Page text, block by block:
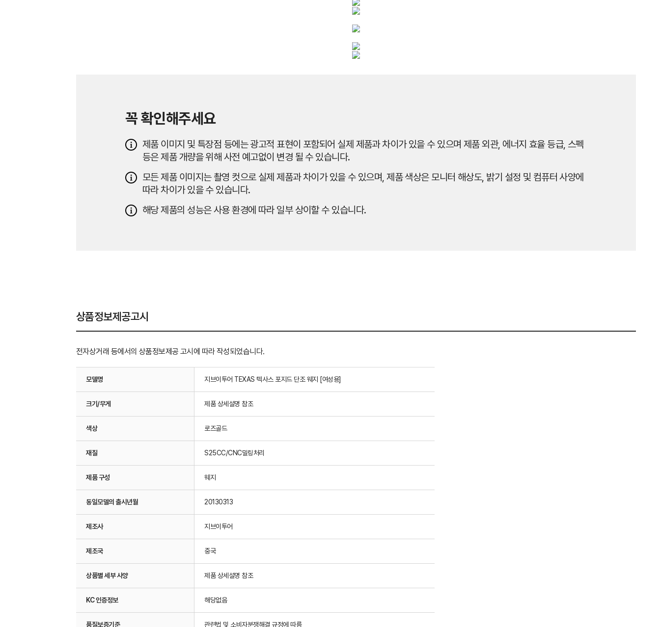
꼭 확인해주세요
제품 이미지 및 특장점 등에는 광고적 표현이 포함되어 실제 제품과 차이가 있을 수 있으며 제품 외관, 에너지 효율 등급, 스펙
등은 제품 개량을 위해 사전 예고없이 변경 될 수 있습니다.
모든 제품 이미지는 촬영 컷으로 실제 제품과 차이가 있을 수 있으며, 제품 색상은 모니터 해상도, 밝기 설정 및 컴퓨터 사양에
따라 차이가 있을 수 있습니다.
해당 제품의 성능은 사용 환경에 따라 일부 상이할 수 있습니다.
상품정보제공고시
전자상거래 등에서의 상품정보제공 고시에 따라 작성되었습니다.
모델명 지브이투어 TEXAS 텍사스 포지드 단조 웨지 [여성용]
크기/무게 제품 상세설명 참조
색상 로즈골드
재질 S25CC/CNC밀링처리
제품 구성 웨지
동일모델의 출시년월 20130313
제조사 지브이투어
제조국 중국
상품별 세부 사양 제품 상세설명 참조
KC 인증정보 해당없음
품질보증기준 관련법 및 소비자분쟁해결 규정에 따름